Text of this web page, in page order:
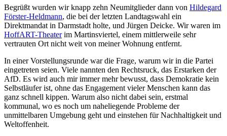
Begrüßt wurden wir knapp zehn Neumitglieder dann von Hildegard
Förster-Heldmann, die bei der letzten Landtagswahl ein
Direktmandat in Darmstadt holte, und Jürgen Deicke. Wir waren im
HoffART-Theaterim Martinsviertel, einem mittlerweile sehr
vertrauten Ort nicht weit von meiner Wohnung entfernt.
In einer Vorstellungsrunde war die Frage, warum wir in die Partei
eingetreten seien. Viele nannten den Rechtsruck, das Erstarken der
AfD. Es wird auch mir immer mehr bewusst, dass Demokratie kein
Selbstläufer ist, ohne das Engagement vieler Menschen kann das
ganz schnell kippen. Warum also nicht dabei sein, erstmal
kommunal, wo es noch um naheliegende Probleme der
unmittelbaren Umgebung geht und einstehen für Nachhaltigkeit und
Weltoffenheit.